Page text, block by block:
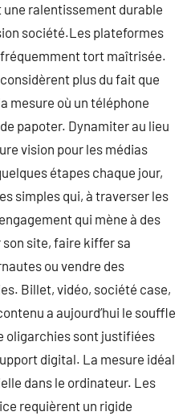
une ralentissement durable
société.Les plateformes
tort maîtrisée.
plus du fait que
mesure où un téléphone
papoter. Dynamiter au lieu
vision pour les médias
étapes chaque jour,
simples qui, à traverser les
qui mène à des
site, faire kiffer sa
ou vendre des
Billet, vidéo, société case,
a aujourd’hui le souffle
oligarchies sont justifiées
digital. La mesure idéal
dans le ordinateur. Les
requièrent un rigide